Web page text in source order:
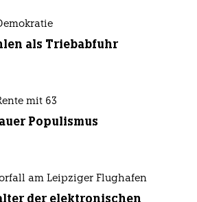
als Triebabfuhr
mit 63
Populismus
am Leipziger Flughafen
der elektronischen